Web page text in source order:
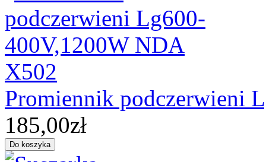
Promiennik podczerwieni
185,00zł